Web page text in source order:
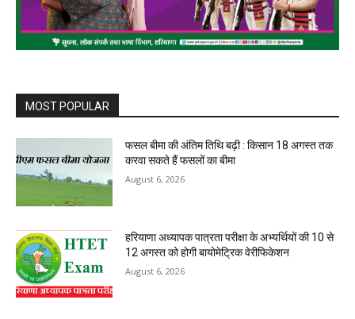
MOST POPULAR
फसल बीमा की अंतिम तिथि बढ़ी : किसान 18 अगस्त तक
करवा सकते हैं फसलों का बीमा
August 6, 2026
हरियाणा अध्यापक पात्रता परीक्षा के अभ्यर्थियों की 10 से
12 अगस्त को होगी बायोमेट्रिक वेरीफिकेशन
August 6, 2026